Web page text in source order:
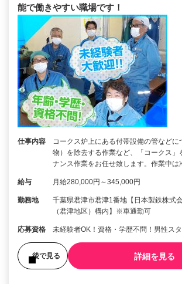
能で働きやすい職場です！
仕事内容
コークス炉上にある付帯設備の管などに
物）を除去する作業など、「コークス」
ナンス作業をお任せ致します。作業中
給与 月給280,000円～345,000円
勤務地
千葉県君津市君津1番地【日本製鉄株式
（君津地区）構内】※車通勤可
応募資格 未経験者OK！資格・学歴不問！男性スタ
後で見る 詳細を見る